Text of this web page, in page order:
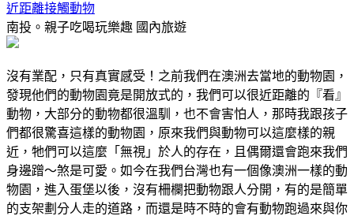
近距離接觸動物
南投。親子吃喝玩樂趣 國內旅遊
沒有業配，只有真實感受！之前我們在澳洲去當地的動物園，
發現他們的動物園竟是開放式的，我們可以很近距離的『看』
動物，大部分的動物都很溫馴，也不會害怕人，那時我跟孩子
們都很驚喜這樣的動物園，原來我們與動物可以這麼樣的親
近，牠們可以這麼「無視」於人的存在，且偶爾還會跑來我們
身邊蹭～煞是可愛。如今在我們台灣也有一個像澳洲一樣的動
物園，進入蛋堡以後，沒有柵欄把動物跟人分開，有的是簡單
的支架劃分人走的道路，而還是時不時的會有動物跑過來與你